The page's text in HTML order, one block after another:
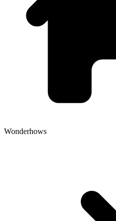
Wonderhows